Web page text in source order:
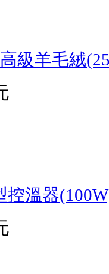
級羊毛絨
控溫器